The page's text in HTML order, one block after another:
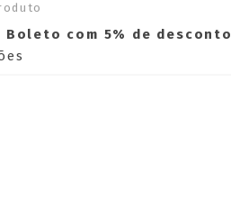
Boleto com 5% de desconto